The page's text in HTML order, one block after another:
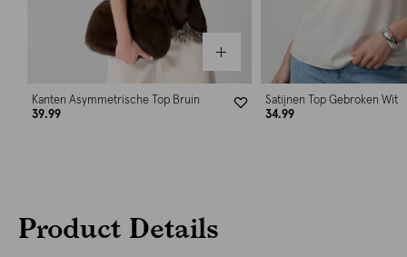
Kanten Asymmetrische Top Bruin
39.99
Satijnen Top Gebroken Wit
34.99
Product Details